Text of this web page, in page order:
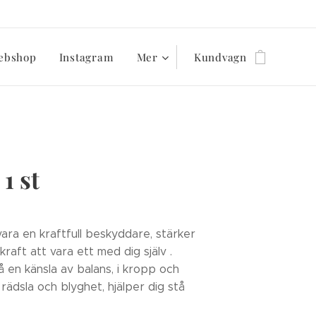
Instagram Mer Kundvagn
st
en kraftfull beskyddare, stärker
att vara ett med dig själv .
en känsla av balans, i kropp och
och blyghet, hjälper dig stå